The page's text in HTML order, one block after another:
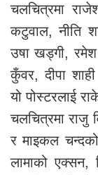
चलचित्रमा
कटुवाल, नीति
उषा खड्गी,
कुँवर, दीपा
यो पोस्टरलाई
चलचित्रमा राजु
र माइकल
लामाको एक्सन,